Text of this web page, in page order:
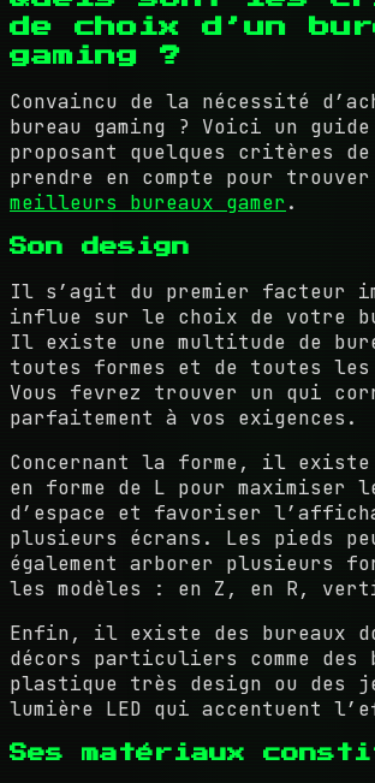
de choix d’un
gaming ?
Convaincu de la nécessité
bureau gaming ? Voici un guide
proposant quelques critères
prendre en compte pour trouver
meilleurs bureaux gamer .
Son design
Il s’agit du premier facteur
influe sur le choix de votre
Il existe une multitude de
toutes formes et de toutes les
Vous fevrez trouver un qui
parfaitement à vos exigences.
Concernant la forme, il existe
en forme de L pour maximiser
d’espace et favoriser
plusieurs écrans. Les pieds
également arborer plusieurs
les modèles : en Z, en R,
Enfin, il existe des bureaux
décors particuliers comme des
plastique très design ou des
lumière LED qui accentuent
Ses matériaux